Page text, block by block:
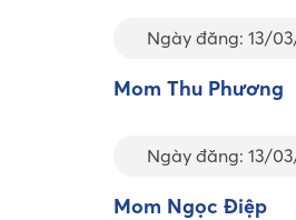
Ngày đăng: 13/
Mom Thu Phương
Ngày đăng: 13/
Mom Ngọc Điệp